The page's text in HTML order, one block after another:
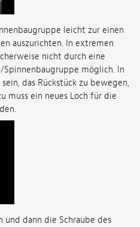
leicht zur einen
auszurichten. In extremen
nicht durch eine
möglich. In
das Rückstück zu bewegen,
muss ein neues Loch für die
und dann die Schraube des